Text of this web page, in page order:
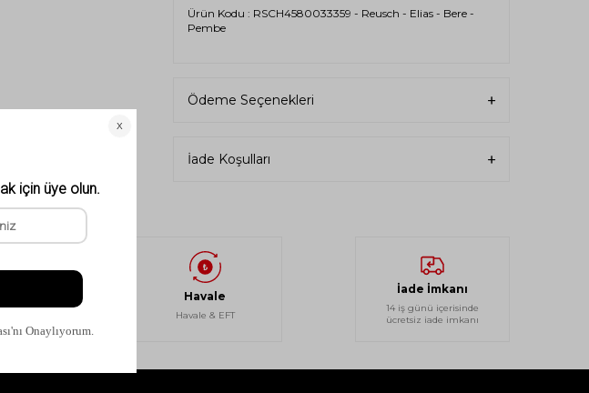
Ürün Kodu : RSCH4580033359 - Reusch - Elias - Bere -
Pembe
Ödeme Seçenekleri
İade Koşulları
ile
Havale
Havale & EFT
İade İmkanı
14 iş günü içerisinde
ücretsiz iade imkanı